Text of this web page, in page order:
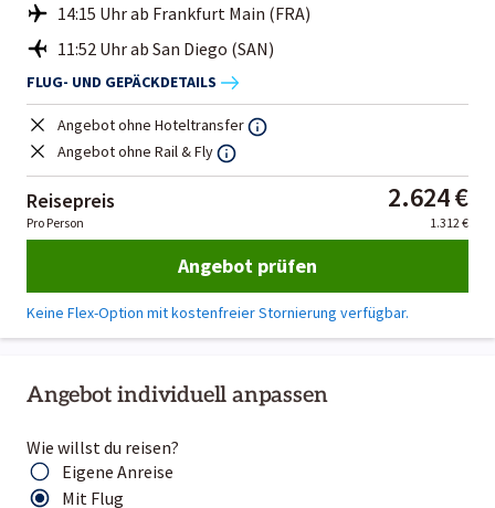
Angebot individuell anpassen
Wie willst du reisen?
Eigene Anreise
Mit Flug
14:15 Uhr ab Frankfurt Main (FRA)
11:52 Uhr ab San Diego (SAN)
FLUG- UND GEPÄCKDETAILS
Angebot ohne Hoteltransfer
Angebot ohne Rail & Fly
Reisepreis 2.624 €
Pro Person 1.312 €
Angebot prüfen
Keine Flex-Option mit kostenfreier Stornierung verfügbar.